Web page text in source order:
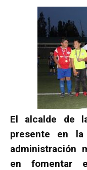
El alcalde de
presente en
administración
en fomentar